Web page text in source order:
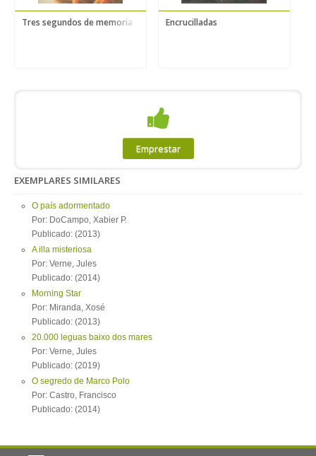
Tres segundos de memoria Encrucilladas
Emprestar
EXEMPLARES SIMILARES
O país adormentado
Por: DoCampo, Xabier P.
Publicado: (2013)
A illa misteriosa
Por: Verne, Jules
Publicado: (2014)
Morning Star
Por: Miranda, Xosé
Publicado: (2013)
20.000 leguas baixo dos mares
Por: Verne, Jules
Publicado: (2019)
O segredo de Marco Polo
Por: Castro, Francisco
Publicado: (2014)